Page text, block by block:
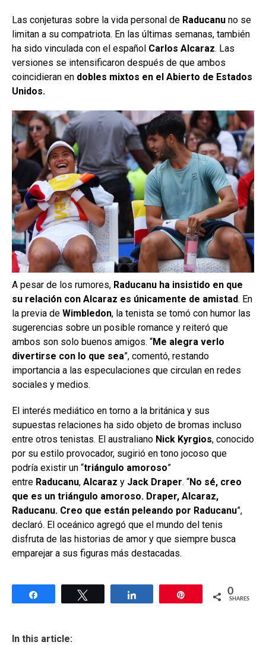
Las conjeturas sobre la vida personal de Raducanu no se
limitan a su compatriota. En las últimas semanas, también
ha sido vinculada con el español Carlos Alcaraz. Las
versiones se intensificaron después de que ambos
coincidieran en dobles mixtos en el Abierto de Estados
Unidos.
A pesar de los rumores, Raducanu ha insistido en que
su relación con Alcaraz es únicamente de amistad. En
la previa de Wimbledon, la tenista se tomó con humor las
sugerencias sobre un posible romance y reiteró que
ambos son solo buenos amigos. “Me alegra verlo
divertirse con lo que sea”, comentó, restando
importancia a las especulaciones que circulan en redes
sociales y medios.
El interés mediático en torno a la británica y sus
supuestas relaciones ha sido objeto de bromas incluso
entre otros tenistas. El australiano Nick Kyrgios, conocido
por su estilo provocador, sugirió en tono jocoso que
podría existir un “triángulo amoroso”
entre Raducanu, Alcaraz y Jack Draper. “No sé, creo
que es un triángulo amoroso. Draper, Alcaraz,
Raducanu. Creo que están peleando por Raducanu”,
declaró. El oceánico agregó que el mundo del tenis
disfruta de las historias de amor y que siempre busca
emparejar a sus figuras más destacadas.
0
SHARES
In this article: